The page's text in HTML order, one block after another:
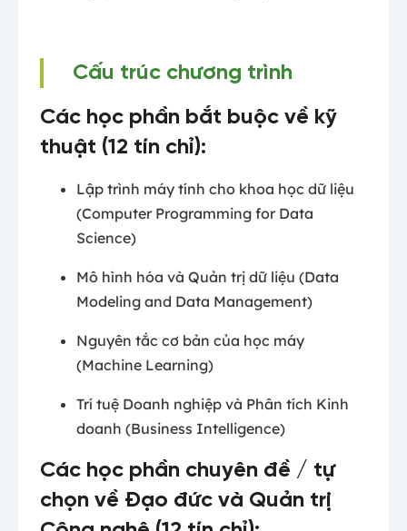
Cấu trúc chương trình
Các học phần bắt buộc về kỹ
thuật (12 tín chỉ):
Lập trình máy tính cho khoa học dữ liệu
(Computer Programming for Data
Science)
Mô hình hóa và Quản trị dữ liệu (Data
Modeling and Data Management)
Nguyên tắc cơ bản của học máy
(Machine Learning)
Trí tuệ Doanh nghiệp và Phân tích Kinh
doanh (Business Intelligence)
Các học phần chuyên đề / tự
chọn về Đạo đức và Quản trị